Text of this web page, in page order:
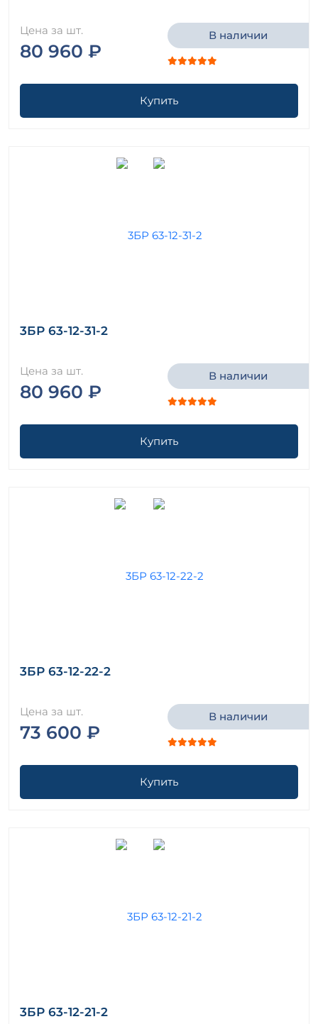
Цена за шт.
80 960 ₽
В наличии
Купить
3БР 63-12-31-2
Цена за шт.
80 960 ₽
В наличии
Купить
3БР 63-12-22-2
Цена за шт.
73 600 ₽
В наличии
Купить
3БР 63-12-21-2